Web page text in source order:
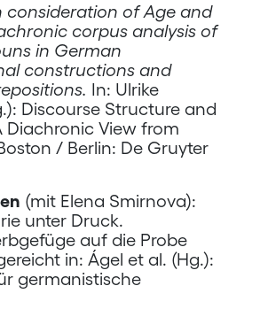
consideration of Age and
corpus analysis of
in German
constructions and
In: Ulrike
Discourse Structure and
Diachronic View from
/ Berlin: De Gruyter
(mit Elena Smirnova):
unter Druck.
auf die Probe
in: Ágel et al. (Hg.):
germanistische